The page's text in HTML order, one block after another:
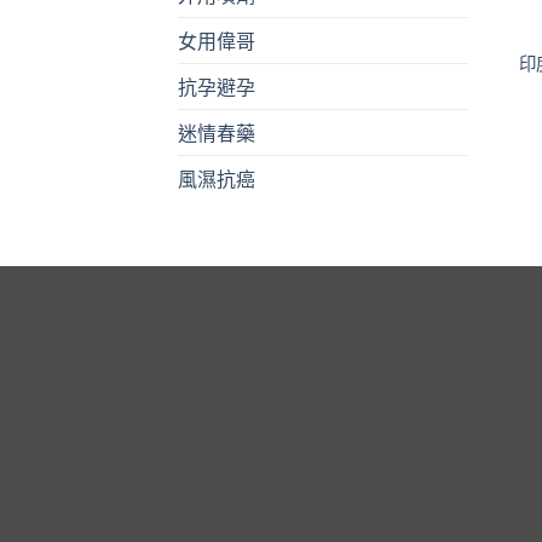
女用偉哥
抗孕避孕
迷情春藥
風濕抗癌
印